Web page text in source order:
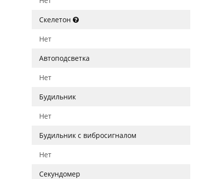
Скелетон
Нет
Автоподсветка
Нет
Будильник
Нет
Будильник с вибросигналом
Нет
Секундомер